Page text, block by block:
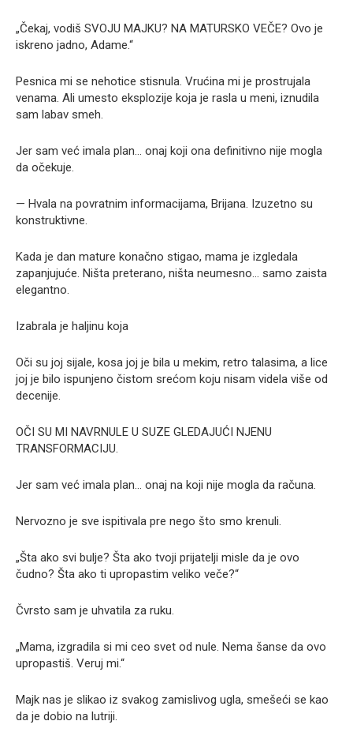
„Čekaj, vodiš SVOJU MAJKU? NA MATURSKO VEČE? Ovo je
iskreno jadno, Adame.“
Pesnica mi se nehotice stisnula. Vrućina mi je prostrujala
venama. Ali umesto eksplozije koja je rasla u meni, iznudila
sam labav smeh.
Jer sam već imala plan… onaj koji ona definitivno nije mogla
da očekuje.
— Hvala na povratnim informacijama, Brijana. Izuzetno su
konstruktivne.
Kada je dan mature konačno stigao, mama je izgledala
zapanjujuće. Ništa preterano, ništa neumesno… samo zaista
elegantno.
Izabrala je haljinu koja
Oči su joj sijale, kosa joj je bila u mekim, retro talasima, a lice
joj je bilo ispunjeno čistom srećom koju nisam videla više od
decenije.
OČI SU MI NAVRNULE U SUZE GLEDAJUĆI NJENU
TRANSFORMACIJU.
Jer sam već imala plan… onaj na koji nije mogla da računa.
Nervozno je sve ispitivala pre nego što smo krenuli.
„Šta ako svi bulje? Šta ako tvoji prijatelji misle da je ovo
čudno? Šta ako ti upropastim veliko veče?“
Čvrsto sam je uhvatila za ruku.
„Mama, izgradila si mi ceo svet od nule. Nema šanse da ovo
upropastiš. Veruj mi.“
Majk nas je slikao iz svakog zamislivog ugla, smešeći se kao
da je dobio na lutriji.